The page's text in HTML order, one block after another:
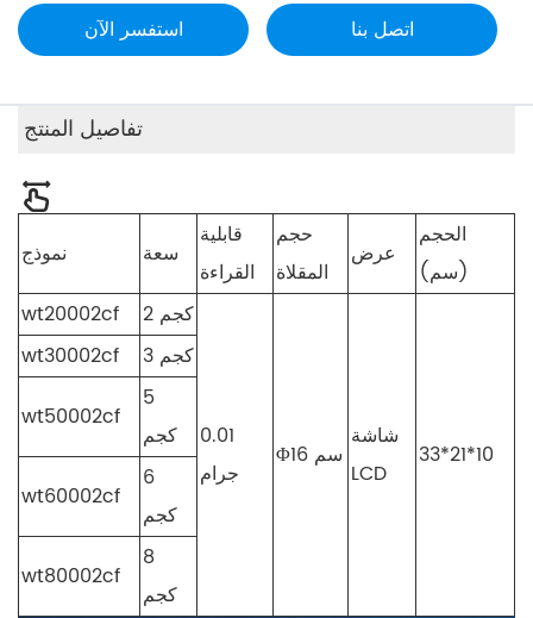
استفسر الآن اتصل بنا
تفاصيل المنتج
نموذج سعة
قابلية
القراءة
حجم
المقلاة
عرض
الحجم
(سم)
wt20002cf
2 كجم
0.01
جرام
Φ16 سم
شاشة
LCD
33*21*10
wt30002cf
3 كجم
wt50002cf
5
كجم
wt60002cf
6
كجم
wt80002cf
8
كجم